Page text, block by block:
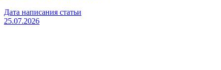
Дата написания статьи
25.07.2026